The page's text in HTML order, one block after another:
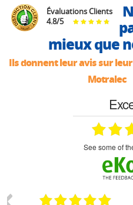
Évaluations Clients
4.8/5
mieux que
Ils donnent leur avis sur
Motralec
see some of